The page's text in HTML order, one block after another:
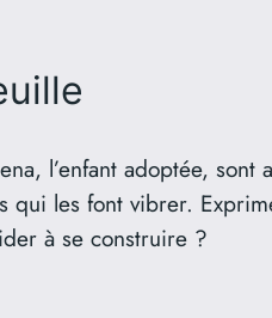
l’enfant adoptée, sont
qui les font vibrer.
à se construire ?